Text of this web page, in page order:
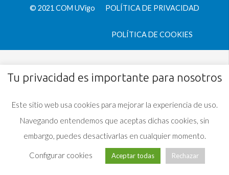
© 2021 COM UVigo POLÍTICA DE PRIVACIDAD
POLÍTICA DE COOKIES
Tu privacidad es importante para nosotros
Este sitio web usa cookies para mejorar la experiencia de uso.
Navegando entendemos que aceptas dichas cookies, sin
embargo, puedes desactivarlas en cualquier momento.
Configurar cookies Aceptar todas Rechazar